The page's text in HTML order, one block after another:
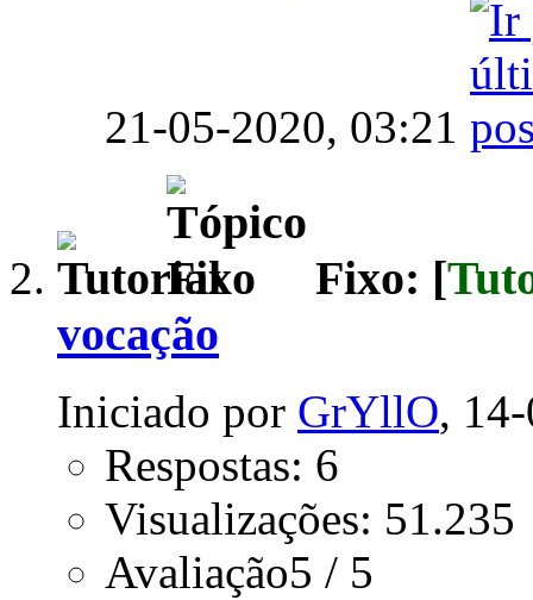
21-05-2020, 03:21
Fixo: [
vocação
Iniciado por GrYllO,
Respostas: 6
Visualizações: 51.235
Avaliação5 / 5